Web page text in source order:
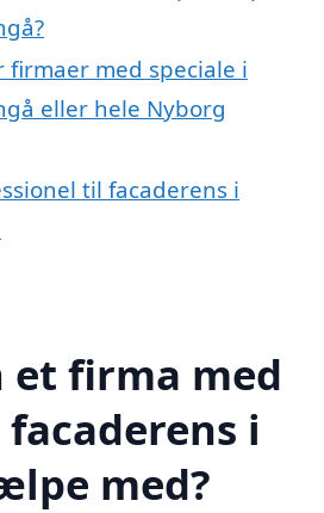
firmaer med speciale i
eller hele Nyborg
til facaderens i
et firma med
i
med?